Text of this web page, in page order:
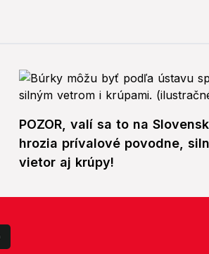
POZOR, valí sa to na
hrozia prívalové povodne,
vietor aj krúpy!